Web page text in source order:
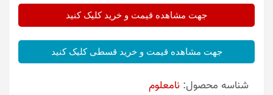
جهت مشاهده قیمت و خرید کلیک کنید
جهت مشاهده قیمت و خرید قسطی کلیک کنید
شناسه محصول: نامعلوم